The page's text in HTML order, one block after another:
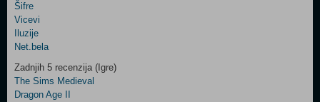
Control
Field
Two
Newsletter
Šifre
Vicevi
Iluzije
Net.bela
Zadnjih 5 recenzija (Igre)
The Sims Medieval
Dragon Age II